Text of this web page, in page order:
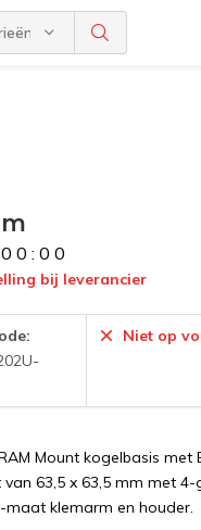
0 0 :0 0
bij leverancier
Niet op
Mount kogelbasis
63,5 x 63,5 mm met
maat klemarm en houder.